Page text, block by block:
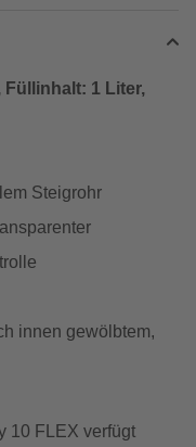
1 Liter,
Steigrohr
innen gewölbtem,
10 FLEX verfügt